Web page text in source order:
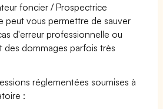
foncier / Prospectrice
peut vous permettre de sauver
d'erreur professionnelle ou
des dommages parfois très
réglementées soumises à
: